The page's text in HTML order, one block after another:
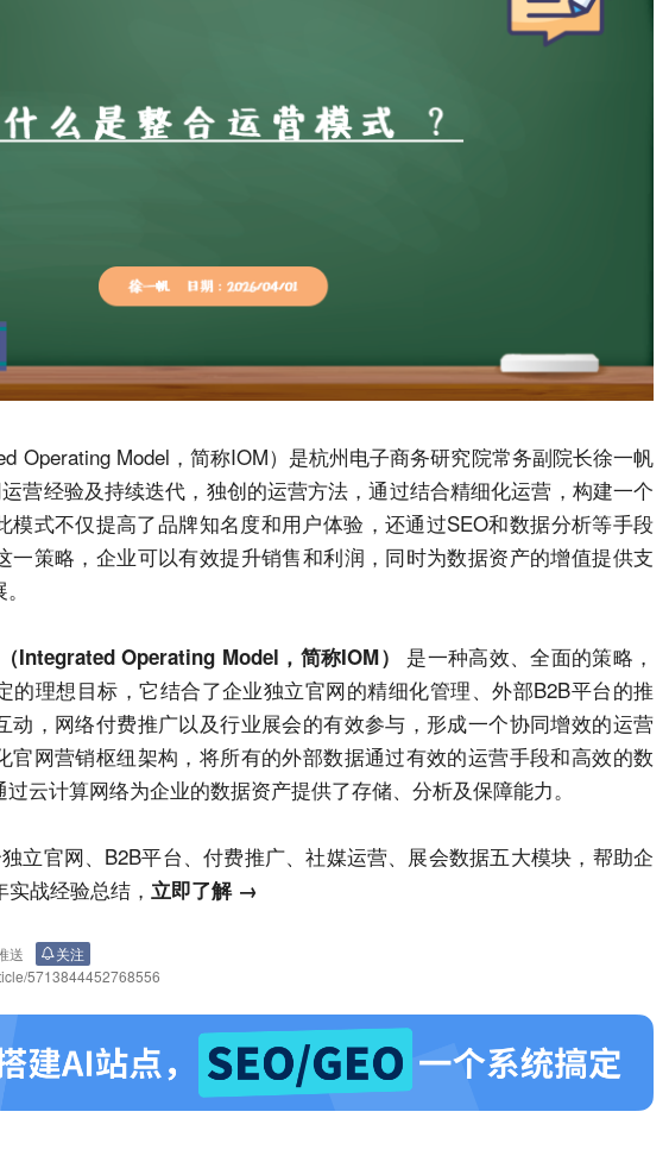
Operating Model，简称IOM）是杭州电子商务研究院常务副院长徐一帆
营经验及持续迭代，独创的运营方法，通过结合精细化运营，构建一个
模式不仅提高了品牌知名度和用户体验，还通过SEO和数据分析等手段
策略， 企业可以有效提升销售和利润，同时为数据资产的增值提供支
（Integrated Operating Model，简称IOM） 是一种高效、全面的策略，
的理想目标，它结合了企业独立官网的精细化管理、外部B2B平台的推
动，网络付费推广以及行业展会的有效参与，形成一个协同增效的运营
官网营销枢纽架构，将所有的外部数据通过有效的运营手段和高效的数
云计算网络为企业的数据资产提供了存储、分析及保障能力。
立官网、B2B平台、付费推广、社媒运营、展会数据五大模块，帮助企
战经验总结， 立即了解 →
送
关注
5713844452768556